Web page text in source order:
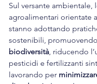
Sul versante ambientale,
agroalimentari orientate
stanno adottando
sostenibili,
biodiversità, riducendo
pesticidi e fertilizzanti
lavorando per